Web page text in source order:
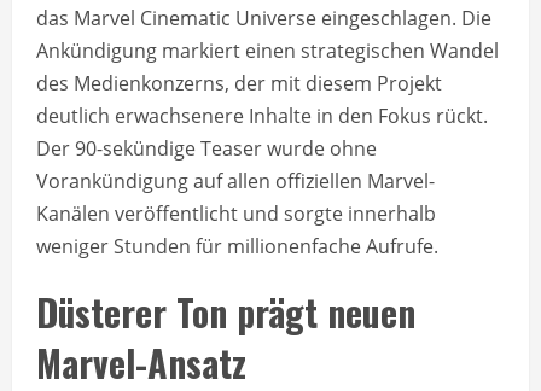
das Marvel Cinematic Universe eingeschlagen. Die
Ankündigung markiert einen strategischen Wandel
des Medienkonzerns, der mit diesem Projekt
deutlich erwachsenere Inhalte in den Fokus rückt.
Der 90-sekündige Teaser wurde ohne
Vorankündigung auf allen offiziellen Marvel-
Kanälen veröffentlicht und sorgte innerhalb
weniger Stunden für millionenfache Aufrufe.
Düsterer Ton prägt neuen
Marvel-Ansatz